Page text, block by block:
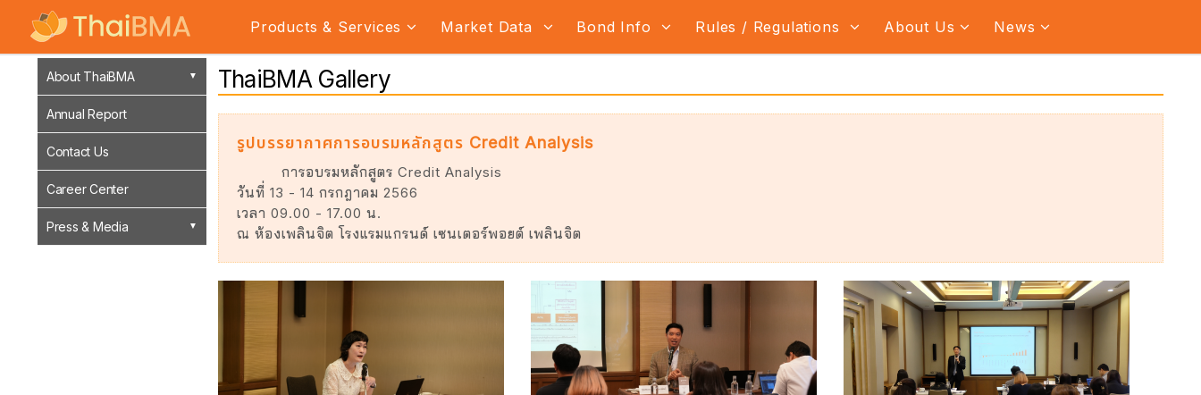
Products & Services Market Data Bond Info Rules / Regulations About Us News
About ThaiBMA
Annual Report
Contact Us
Career Center
Press & Media
ThaiBMA Gallery
รูปบรรยากาศการอบรมหลักสูตร Credit Analysis
การอบรมหลักสูตร Credit Analysis
วันที่ 13 - 14 กรกฎาคม 2566
เวลา 09.00 - 17.00 น.
ณ ห้องเพลินจิต โรงแรมแกรนด์ เซนเตอร์พอยต์ เพลินจิต